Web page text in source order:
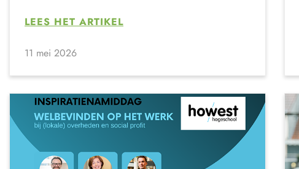
LEES HET ARTIKEL
11 mei 2026